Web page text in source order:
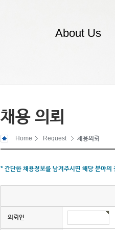
About Us
채용 의뢰
Home Request 채용의뢰
* 간단한 채용정보를 남겨주시면 해당 분야
의뢰인